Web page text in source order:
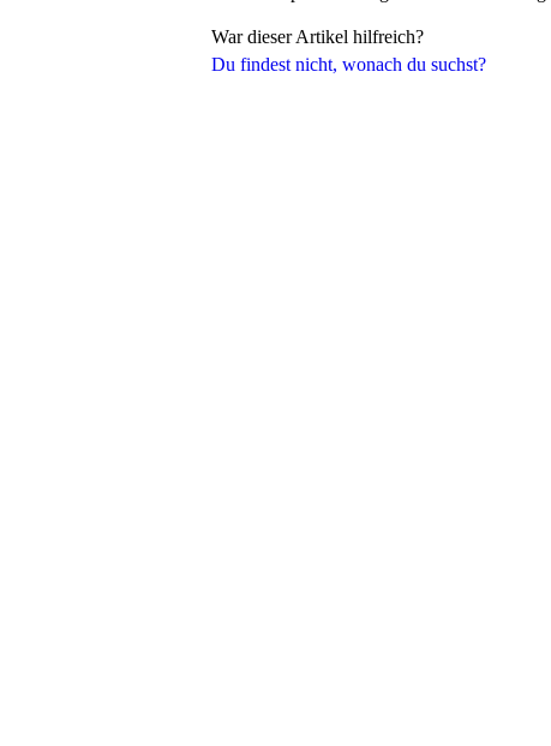
Du findest nicht, wonach du suchst?
War dieser Artikel hilfreich?